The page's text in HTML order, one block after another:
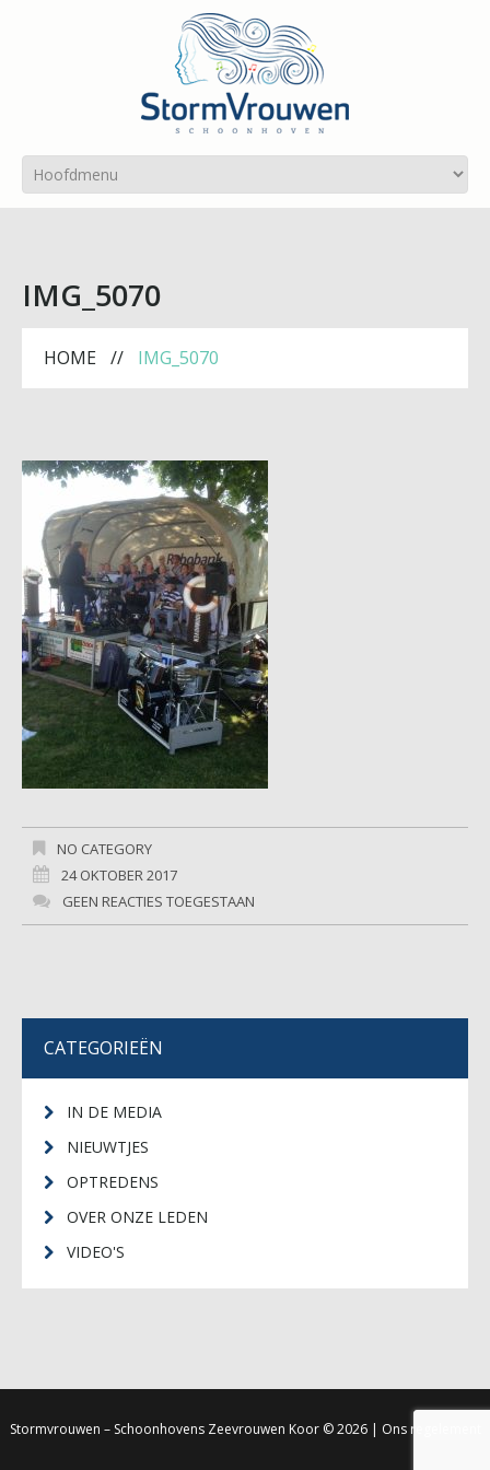
IMG_5070
HOME IMG_5070
NO CATEGORY
24 OKTOBER 2017
GEEN REACTIES TOEGESTAAN
CATEGORIEËN
IN DE MEDIA
NIEUWTJES
OPTREDENS
OVER ONZE LEDEN
VIDEO'S
Stormvrouwen – Schoonhovens Zeevrouwen Koor© 2026 | Ons regelement